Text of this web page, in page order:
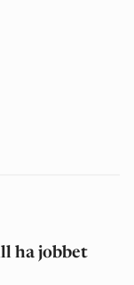
ha jobbet